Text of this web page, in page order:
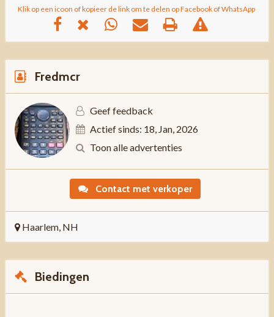
Klik op een icoon of kopieer de link om te delen op Facebook of WhatsApp
Fredmcr
Geef feedback
Actief sinds: 18, Jan, 2026
Toon alle advertenties
Contact met verkoper
Haarlem, NH
Biedingen